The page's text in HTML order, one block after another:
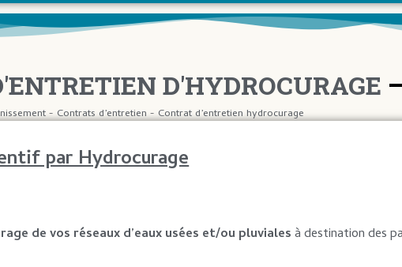
D'HYDROCURAGE
-Contrats d’entretien-Contrat d’entretien hydrocurage
par Hydrocurage
de vos réseaux d’eaux usées et/ou pluvialesà destination des